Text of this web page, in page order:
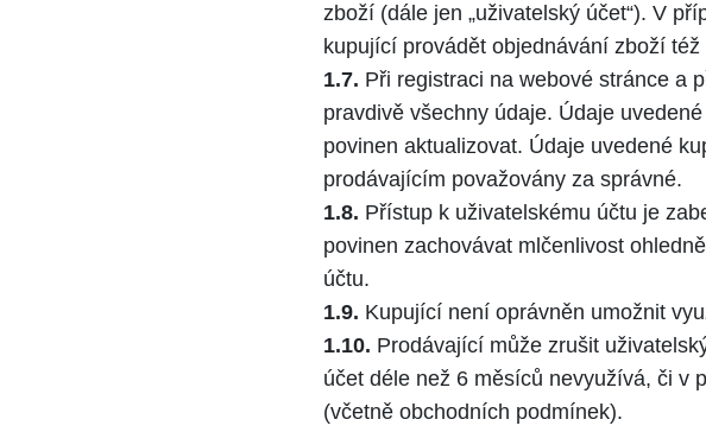
zboží (dále jen „uživatelský účet“). V
kupující provádět objednávání zboží
1.7. Při registraci na webové stránce a
pravdivě všechny údaje. Údaje
povinen aktualizovat. Údaje uvedené
prodávajícím považovány za správné.
1.8. Přístup k uživatelskému účtu je
povinen zachovávat mlčenlivost
účtu.
1.9. Kupující není oprávněn umožnit
1.10. Prodávající může zrušit
účet déle než 6 měsíců nevyužívá, či v
(včetně obchodních podmínek).